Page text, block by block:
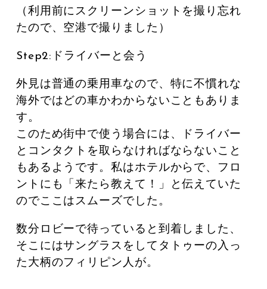
（利用前にスクリーンショットを撮り忘れ
たので、空港で撮りました）
Step2:ドライバーと会う
外見は普通の乗用車なので、特に不慣れな
海外ではどの車かわからないこともありま
す。
このため街中で使う場合には、ドライバー
とコンタクトを取らなければならないこと
もあるようです。私はホテルからで、フロ
ントにも「来たら教えて！」と伝えていた
のでここはスムーズでした。
数分ロビーで待っていると到着しました、
そこにはサングラスをしてタトゥーの入っ
た大柄のフィリピン人が。